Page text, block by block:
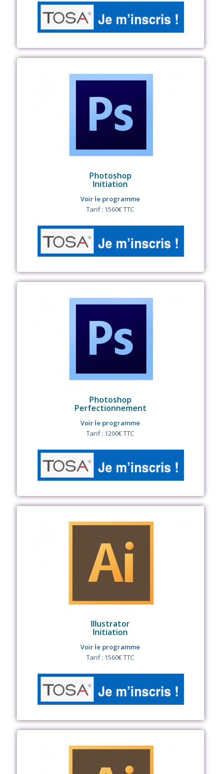
Photoshop
Initiation
Voir le programme
Tarif : 1560€ TTC
Photoshop
Perfectionnement
Voir le programme
Tarif : 1200€ TTC
Illustrator
Initiation
Voir le programme
Tarif : 1560€ TTC